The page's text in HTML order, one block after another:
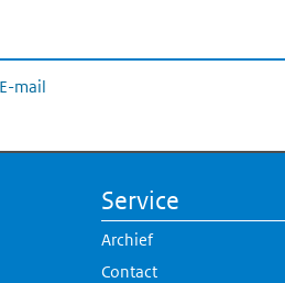
E-mail
Service
Archief
Contact